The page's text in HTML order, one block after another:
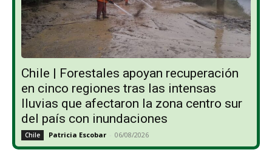
Chile | Forestales apoyan recuperación
en cinco regiones tras las intensas
lluvias que afectaron la zona centro sur
del país con inundaciones
Chile Patricia Escobar - 06/08/2026